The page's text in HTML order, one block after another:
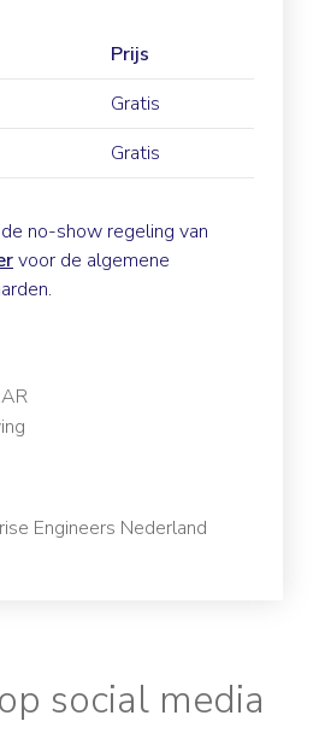
Prijs
Gratis
Gratis
no-show regeling van
voor de algemene
Engineers Nederland
social media